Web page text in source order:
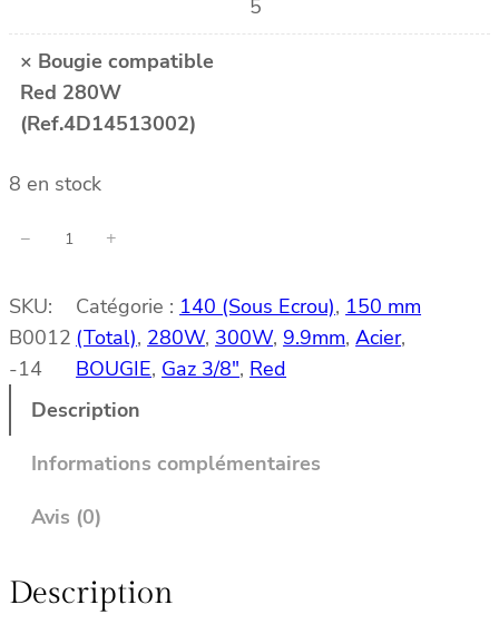
5
× Bougie compatible
Red 280W
(Ref.4D14513002)
8 en stock
n
t
i
g
− +
SKU:
B0012
-14
Catégorie : 140 (Sous Ecrou), 150 mm
(Total), 280W, 300W, 9.9mm, Acier
BOUGIE, Gaz 3/8″, Red
Description
Informations complémentaires
Avis (0)
Description